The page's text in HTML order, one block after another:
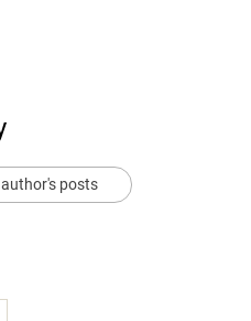
author's posts